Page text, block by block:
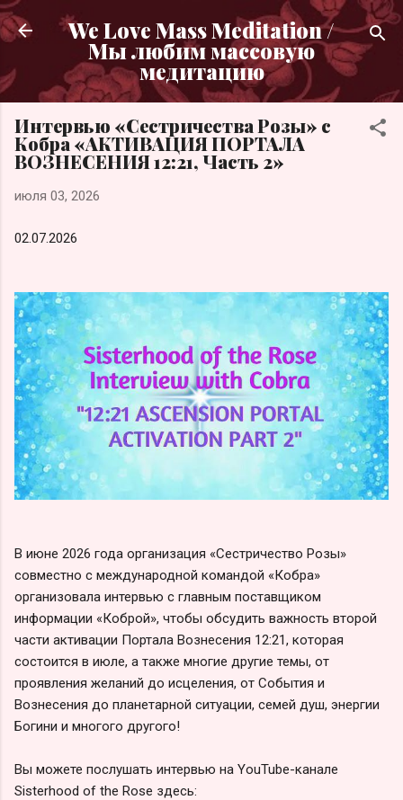
К основному контенту
We Love Mass Meditation /
Мы любим массовую
медитацию
Интервью «Сестричества Розы» с
Кобра «АКТИВАЦИЯ ПОРТАЛА
ВОЗНЕСЕНИЯ 12:21, Часть 2»
июля 03, 2026
02.07.2026
В июне 2026 года организация «Сестричество Розы»
совместно с международной командой «Кобра»
организовала интервью с главным поставщиком
информации «Коброй», чтобы обсудить важность второй
части активации Портала Вознесения 12:21, которая
состоится в июле, а также многие другие темы, от
проявления желаний до исцеления, от События и
Вознесения до планетарной ситуации, семей душ, энергии
Богини и многого другого!
Вы можете послушать интервью на YouTube-канале
Sisterhood of the Rose здесь: